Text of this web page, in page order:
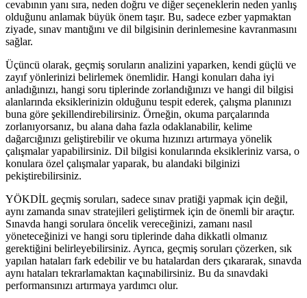
cevabının yanı sıra, neden doğru ve diğer seçeneklerin neden yanlış
olduğunu anlamak büyük önem taşır. Bu, sadece ezber yapmaktan
ziyade, sınav mantığını ve dil bilgisinin derinlemesine kavranmasını
sağlar.
Üçüncü olarak, geçmiş soruların analizini yaparken, kendi güçlü ve
zayıf yönlerinizi belirlemek önemlidir. Hangi konuları daha iyi
anladığınızı, hangi soru tiplerinde zorlandığınızı ve hangi dil bilgisi
alanlarında eksiklerinizin olduğunu tespit ederek, çalışma planınızı
buna göre şekillendirebilirsiniz. Örneğin, okuma parçalarında
zorlanıyorsanız, bu alana daha fazla odaklanabilir, kelime
dağarcığınızı geliştirebilir ve okuma hızınızı artırmaya yönelik
çalışmalar yapabilirsiniz. Dil bilgisi konularında eksikleriniz varsa, o
konulara özel çalışmalar yaparak, bu alandaki bilginizi
pekiştirebilirsiniz.
YÖKDİL geçmiş soruları, sadece sınav pratiği yapmak için değil,
aynı zamanda sınav stratejileri geliştirmek için de önemli bir araçtır.
Sınavda hangi sorulara öncelik vereceğinizi, zamanı nasıl
yöneteceğinizi ve hangi soru tiplerinde daha dikkatli olmanız
gerektiğini belirleyebilirsiniz. Ayrıca, geçmiş soruları çözerken, sık
yapılan hataları fark edebilir ve bu hatalardan ders çıkararak, sınavda
aynı hataları tekrarlamaktan kaçınabilirsiniz. Bu da sınavdaki
performansınızı artırmaya yardımcı olur.